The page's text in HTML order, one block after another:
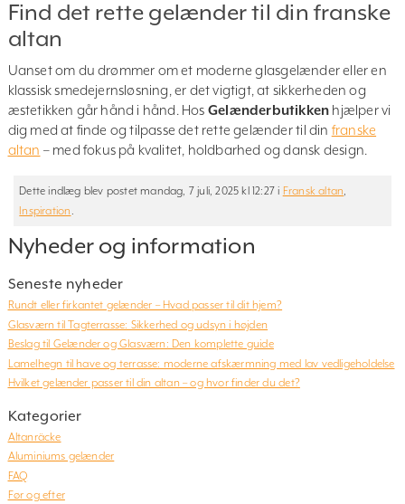
Find det rette gelænder til din franske
altan
Uanset om du drømmer om et moderne glasgelænder eller en
klassisk smedejernsløsning, er det vigtigt, at sikkerheden og
æstetikken går hånd i hånd. Hos Gelænderbutikken hjælper vi
dig med at finde og tilpasse det rette gelænder til din franske
altan – med fokus på kvalitet, holdbarhed og dansk design.
Dette indlæg blev postet mandag, 7 juli, 2025 kl 12:27 i Fransk altan,
Inspiration .
Nyheder og information
Seneste nyheder
Rundt eller firkantet gelænder – Hvad passer til dit hjem?
Glasværn til Tagterrasse: Sikkerhed og udsyn i højden
Beslag til Gelænder og Glasværn: Den komplette guide
Lamelhegn til have og terrasse: moderne afskærmning med lav vedligeholdelse
Hvilket gelænder passer til din altan – og hvor finder du det?
Kategorier
Altanräcke
Aluminiums gelænder
FAQ
Før og efter